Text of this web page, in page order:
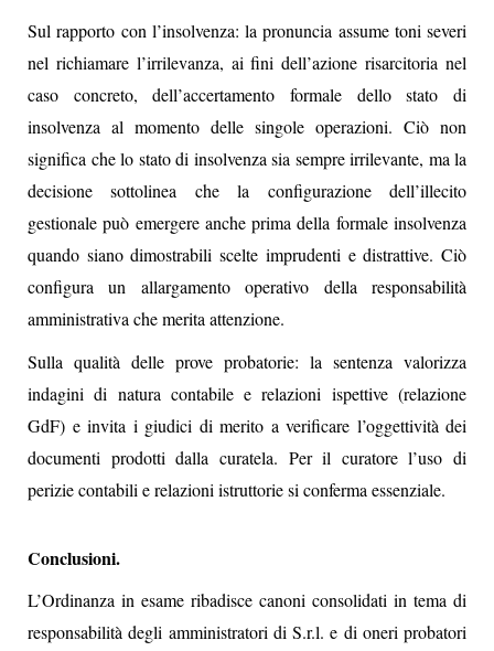
Sul rapporto con l’insolvenza: la pronuncia assume toni severi
nel richiamare l’irrilevanza, ai fini dell’azione risarcitoria nel
caso concreto, dell’accertamento formale dello stato di
insolvenza al momento delle singole operazioni. Ciò non
significa che lo stato di insolvenza sia sempre irrilevante, ma la
decisione sottolinea che la configurazione dell’illecito
gestionale può emergere anche prima della formale insolvenza
quando siano dimostrabili scelte imprudenti e distrattive. Ciò
configura un allargamento operativo della responsabilità
amministrativa che merita attenzione.
Sulla qualità delle prove probatorie: la sentenza valorizza
indagini di natura contabile e relazioni ispettive (relazione
GdF) e invita i giudici di merito a verificare l’oggettività dei
documenti prodotti dalla curatela. Per il curatore l’uso di
perizie contabili e relazioni istruttorie si conferma essenziale.
Conclusioni.
L’Ordinanza in esame ribadisce canoni consolidati in tema di
responsabilità degli amministratori di S.r.l. e di oneri probatori